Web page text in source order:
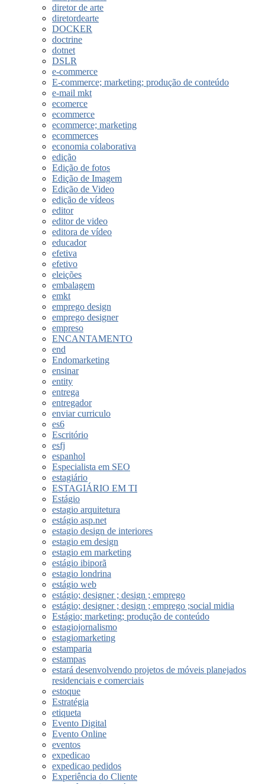
diretor de arte
diretordearte
DOCKER
doctrine
dotnet
DSLR
e-commerce
E-commerce; marketing; produção de conteúdo
e-mail mkt
ecomerce
ecommerce
ecommerce; marketing
ecommerces
economia colaborativa
edição
Edição de fotos
Edição de Imagem
Edição de Video
edição de vídeos
editor
editor de video
editora de vídeo
educador
efetiva
efetivo
eleições
embalagem
emkt
emprego design
emprego designer
empreso
ENCANTAMENTO
end
Endomarketing
ensinar
entity
entrega
entregador
enviar curriculo
es6
Escritório
esfj
espanhol
Especialista em SEO
estagiário
ESTAGIÁRIO EM TI
Estágio
estagio arquitetura
estágio asp.net
estagio design de interiores
estagio em design
estagio em marketing
estágio ibiporã
estagio londrina
estágio web
estágio; designer ; design ; emprego
estágio; designer ; design ; emprego ;social midia
Estágio; marketing; produção de conteúdo
estagiojornalismo
estagiomarketing
estamparia
estampas
estará desenvolvendo projetos de móveis planejados
residenciais e comerciais
estoque
Estratégia
etiqueta
Evento Digital
Evento Online
eventos
expedicao
expedicao pedidos
Experiência do Cliente